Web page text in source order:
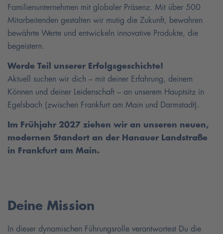
Familienunternehmen mit globaler Präsenz. Mit über 500
Mitarbeitenden gestalten wir mutig die Zukunft, bewahren
bewährte Werte und entwickeln innovative Produkte, die
begeistern.
Werde Teil unserer Erfolgsgeschichte!
Aktuell suchen wir dich – mit deiner Erfahrung, deinem
Können und deiner Leidenschaft – an unserem Hauptsitz in
Egelsbach (zwischen Frankfurt am Main und Darmstadt).
Im Frühjahr 2027 ziehen wir an unseren neuen,
modernen Standort an der Hanauer Landstraße
in Frankfurt am Main.
Deine Mission
In dieser dynamischen Führungsrolle verantwortest Du die